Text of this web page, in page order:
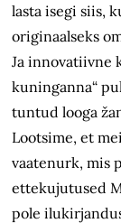
lasta isegi siis,
originaalseks
Ja innovatiivne
kuninganna“
tuntud looga
Lootsime, et
vaatenurk, mis
ettekujutused
pole